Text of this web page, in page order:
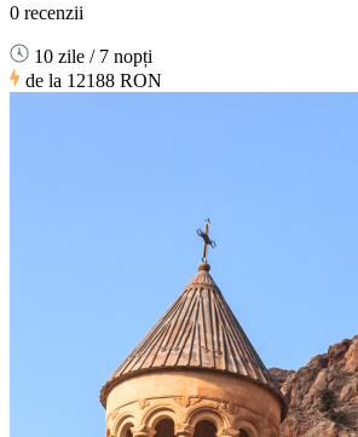
0 recenzii
10 zile / 7 nopți
de la 12188 RON